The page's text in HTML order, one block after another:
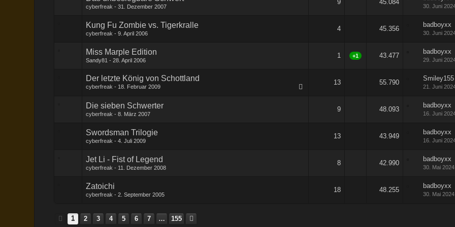
cyberfreak 31. Dezember 2007
9 45.084
30. Juni
Kung Fu Zombie vs. Tigerkralle
cyberfreak 9. April 2006
4 45.356
badboyxx
30. Juni
Miss Marple Edition
Sandy81 28. April 2006
1 +1 43.477
badboyxx
29. Juni
Der letzte König von Schottland
cyberfreak 18. Februar 2009
13 55.790
Smiley155
21. Juni
Die sieben Schwerter
cyberfreak 8. März 2007
9 48.093
badboyxx
16. Juni
Swordsman Trilogie
cyberfreak 4. Juli 2009
13 43.949
badboyxx
16. Juni
Jet Li - Fist of Legend
cyberfreak 11. Dezember 2008
8 42.990
badboyxx
30. Mai 2024
Zatoichi
cyberfreak 2. September 2005
18 48.255
badboyxx
30. Mai 2024
1 2 3 4 5 6 7 … 155